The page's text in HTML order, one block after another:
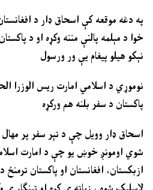
په دغه موقعه کې اسحاق ډار د
خوا د مېلمه پالنې مننه وکړه او د
نېکو هيلو پيغام يې ور ورسول
نوموړي د اسلامي امارت ریس الوزرا
پاکستان د سفر بلنه هم ورکړه
اسحاق ډار وويل چې د تېر سفر پر
شوي اومونږ خوښ يو چې د امارت
ازبکستان، افغانستان او پاکستان